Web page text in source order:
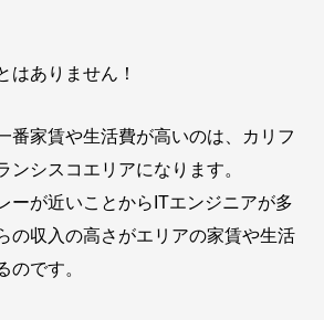
はありません！
番家賃や生活費が高いのは、カリフ
ンシスコエリアになります。
ーが近いことからITエンジニアが多
の収入の高さがエリアの家賃や生活
のです。